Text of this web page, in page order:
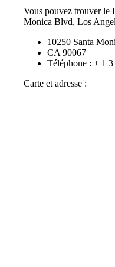
Vous pouvez trouver le
Monica Blvd, Los
10250 Santa
CA 90067
Téléphone : + 1
Carte et adresse :